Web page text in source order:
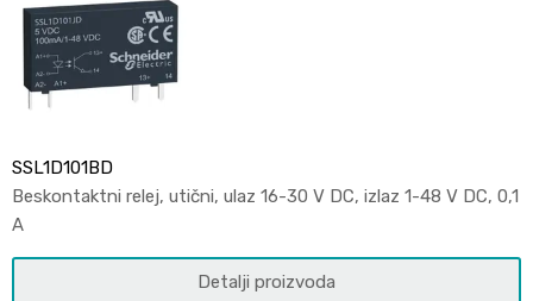
SSL1D101BD
Beskontaktni relej, utični, ulaz 16-30 V DC, izlaz 1-48 V DC, 0,1
A
Detalji proizvoda